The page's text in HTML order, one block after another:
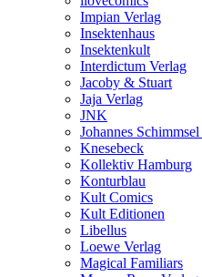
Impian Verlag
Insektenhaus
Insektenkult
Interdictum Verlag
Jacoby & Stuart
Jaja Verlag
JNK
Johannes
Knesebeck
Kollektiv Hamburg
Konturblau
Kult Comics
Kult Editionen
Libellus
Loewe Verlag
Magical Familiars